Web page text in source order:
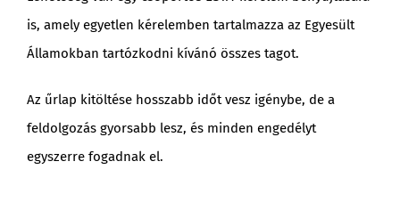
is, amely egyetlen kérelemben tartalmazza az Egyesült
Államokban tartózkodni kívánó összes tagot.
Az űrlap kitöltése hosszabb időt vesz igénybe, de a
feldolgozás gyorsabb lesz, és minden engedélyt
egyszerre fogadnak el.